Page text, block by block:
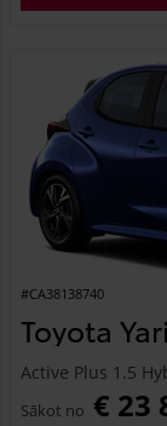
#CA38138740
Toyota
Active Plus 1.5
Sākot no € 23